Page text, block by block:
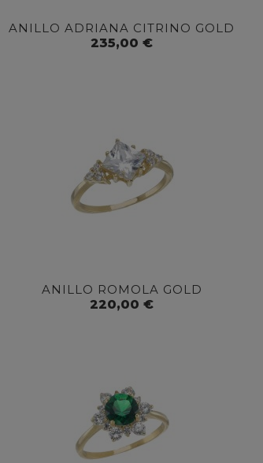
ANILLO ADRIANA CITRINO GOLD
235,00 €
ANILLO ROMOLA GOLD
220,00 €